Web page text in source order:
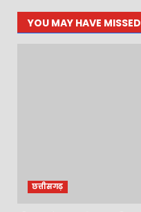
YOU MAY HAVE MISSED
छत्तीसगढ़